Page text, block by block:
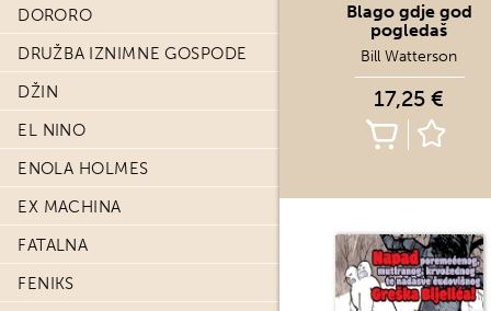
DORORO
DRUŽBA IZNIMNE GOSPODE
DŽIN
EL NINO
ENOLA HOLMES
EX MACHINA
FATALNA
FENIKS
Blago gdje god
pogledaš
Bill Watterson
17,25 €